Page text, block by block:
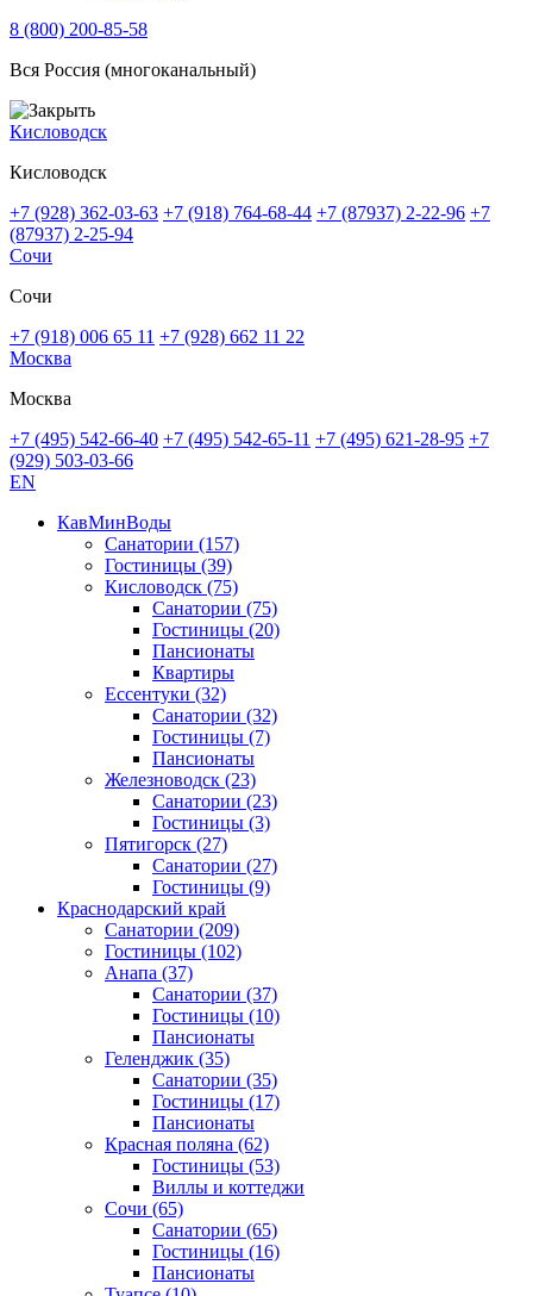
8 (800) 200-85-58
Вся Россия (многоканальный)
Кисловодск
Кисловодск
+7 (928) 362-03-63 +7 (918) 764-68-44 +7 (87937) 2-22-96 +7
(87937) 2-25-94
Сочи
Сочи
+7 (918) 006 65 11 +7 (928) 662 11 22
Москва
Москва
+7 (495) 542-66-40 +7 (495) 542-65-11 +7 (495) 621-28-95 +7
(929) 503-03-66
EN
КавМинВоды
Санатории (157)
Гостиницы (39)
Кисловодск (75)
Санатории (75)
Гостиницы (20)
Пансионаты
Квартиры
Ессентуки (32)
Санатории (32)
Гостиницы (7)
Пансионаты
Железноводск (23)
Санатории (23)
Гостиницы (3)
Пятигорск (27)
Санатории (27)
Гостиницы (9)
Краснодарский край
Санатории (209)
Гостиницы (102)
Анапа (37)
Санатории (37)
Гостиницы (10)
Пансионаты
Геленджик (35)
Санатории (35)
Гостиницы (17)
Пансионаты
Красная поляна (62)
Гостиницы (53)
Виллы и коттеджи
Сочи (65)
Санатории (65)
Гостиницы (16)
Пансионаты